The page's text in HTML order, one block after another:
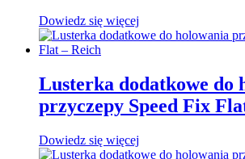
Dowiedz się więcej
Lusterka dodatkowe do
przyczepy Speed Fix
Dowiedz się więcej